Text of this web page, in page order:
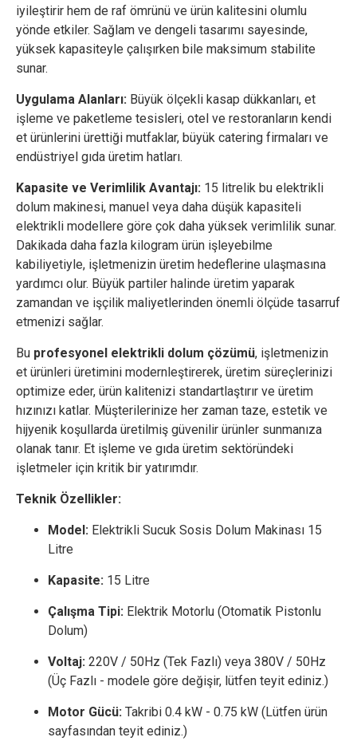
iyileştirir hem de raf ömrünü ve ürün kalitesini olumlu
yönde etkiler. Sağlam ve dengeli tasarımı sayesinde,
yüksek kapasiteyle çalışırken bile maksimum stabilite
sunar.
Uygulama Alanları: Büyük ölçekli kasap dükkanları, et
işleme ve paketleme tesisleri, otel ve restoranların kendi
et ürünlerini ürettiği mutfaklar, büyük catering firmaları ve
endüstriyel gıda üretim hatları.
Kapasite ve Verimlilik Avantajı: 15 litrelik bu elektrikli
dolum makinesi, manuel veya daha düşük kapasiteli
elektrikli modellere göre çok daha yüksek verimlilik sunar.
Dakikada daha fazla kilogram ürün işleyebilme
kabiliyetiyle, işletmenizin üretim hedeflerine ulaşmasına
yardımcı olur. Büyük partiler halinde üretim yaparak
zamandan ve işçilik maliyetlerinden önemli ölçüde tasarruf
etmenizi sağlar.
Bu profesyonel elektrikli dolum çözümü, işletmenizin
et ürünleri üretimini modernleştirerek, üretim süreçlerinizi
optimize eder, ürün kalitenizi standartlaştırır ve üretim
hızınızı katlar. Müşterilerinize her zaman taze, estetik ve
hijyenik koşullarda üretilmiş güvenilir ürünler sunmanıza
olanak tanır. Et işleme ve gıda üretim sektöründeki
işletmeler için kritik bir yatırımdır.
Teknik Özellikler:
Model: Elektrikli Sucuk Sosis Dolum Makinası 15
Litre
Kapasite: 15 Litre
Çalışma Tipi: Elektrik Motorlu (Otomatik Pistonlu
Dolum)
Voltaj: 220V / 50Hz (Tek Fazlı) veya 380V / 50Hz
(Üç Fazlı - modele göre değişir, lütfen teyit ediniz.)
Motor Gücü: Takribi 0.4 kW - 0.75 kW (Lütfen ürün
sayfasından teyit ediniz.)